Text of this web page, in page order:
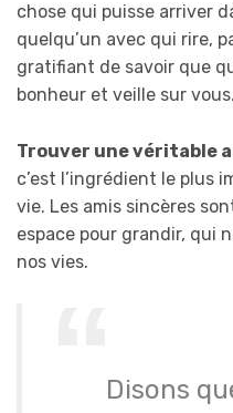
chose qui puisse arriver
quelqu’un avec qui rire,
gratifiant de savoir que
bonheur et veille sur vous.
Trouver une véritable
c’est l’ingrédient le plus
vie. Les amis sincères
espace pour grandir, qui
nos vies.
Disons